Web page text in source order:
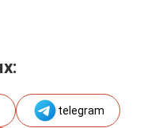
telegram